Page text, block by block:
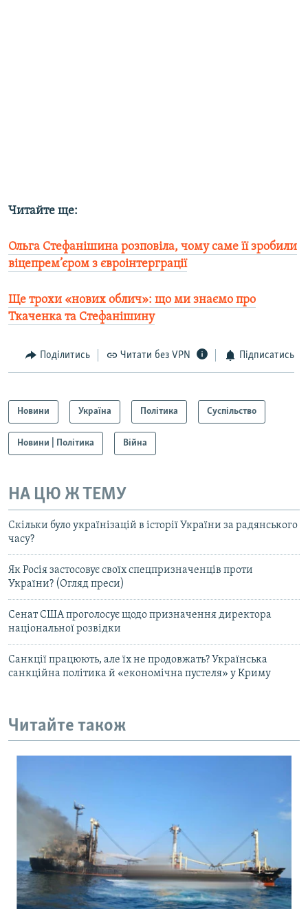
Читайте ще:
Ольга Стефанішина розповіла, чому саме її зробили
віцепрем’єром з євроінтерграції
Ще трохи «нових облич»: що ми знаємо про
Ткаченка та Стефанішину​
Поділитись Читати без VPN Підписатись
Новини Україна Політика Суспільство
Новини | Політика Війна
НА ЦЮ Ж ТЕМУ
Скільки було українізацій в історії України за радянського
часу?
Як Росія застосовує своїх спецпризначенців проти
України? (Огляд преси)
Сенат США проголосує щодо призначення директора
національної розвідки
Санкції працюють, але їх не продовжать? Українська
санкційна політика й «економічна пустеля» у Криму
Читайте також